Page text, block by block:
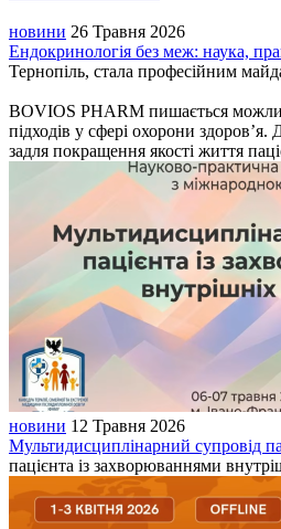
новини 26 Травня 2026
Ендокринологія без меж: наука,
Тернопіль, стала професійним
BOVIOS PHARM пишається
підходів у сфері охорони
задля покращення якості життя
новини 12 Травня 2026
Мультидисциплінарний супровід
пацієнта із захворюваннями